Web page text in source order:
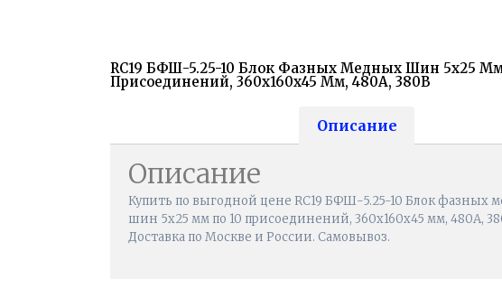
RC19 БФШ-5.25-10 Блок Фазных Медных Шин 5х25 Мм
Присоединений, 360х160х45 Мм, 480А, 380В
Описание
Описание
Купить по выгодной цене RC19 БФШ-5.25-10 Блок фазных
шин 5х25 мм по 10 присоединений, 360х160х45 мм, 480А,
Доставка по Москве и России. Самовывоз.